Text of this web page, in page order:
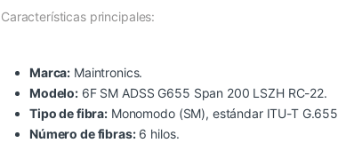
Características principales:
Marca: Maintronics.
Modelo: 6F SM ADSS G655 Span 200 LSZH RC-22.
Tipo de fibra: Monomodo (SM), estándar ITU-T
Número de fibras:6 hilos.